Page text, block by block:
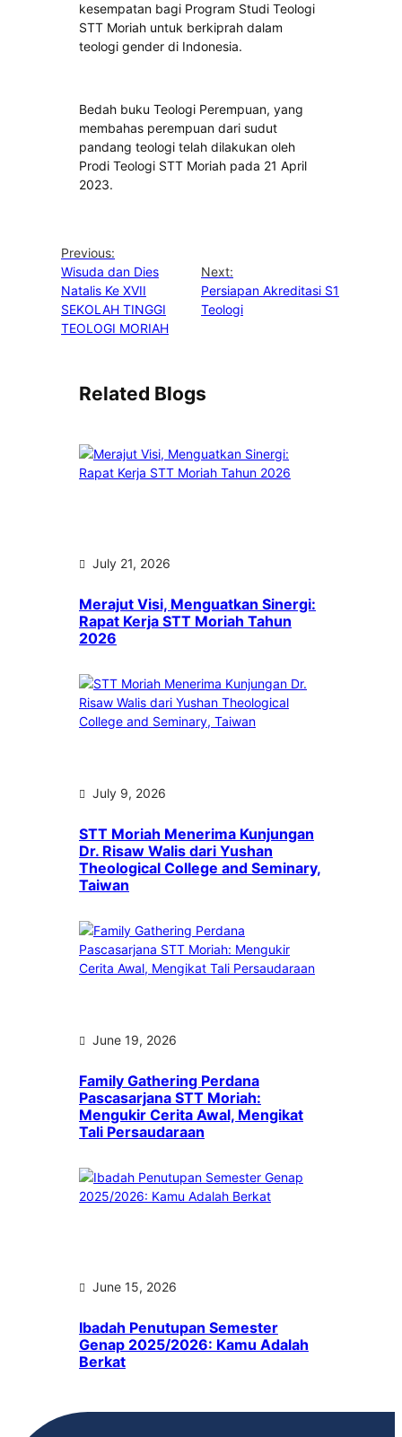
kesempatan bagi Program Studi Teologi
STT Moriah untuk berkiprah dalam
teologi gender di Indonesia.
Bedah buku Teologi Perempuan, yang
membahas perempuan dari sudut
pandang teologi telah dilakukan oleh
Prodi Teologi STT Moriah pada 21 April
2023.
Previous:
Wisuda dan Dies
Natalis Ke XVII
SEKOLAH TINGGI
TEOLOGI MORIAH
Next:
Persiapan Akreditasi S1
Teologi
Related Blogs
July 21, 2026
Merajut Visi, Menguatkan Sinergi:
Rapat Kerja STT Moriah Tahun
2026
July 9, 2026
STT Moriah Menerima Kunjungan
Dr. Risaw Walis dari Yushan
Theological College and Seminary,
Taiwan
June 19, 2026
Family Gathering Perdana
Pascasarjana STT Moriah:
Mengukir Cerita Awal, Mengikat
Tali Persaudaraan
June 15, 2026
Ibadah Penutupan Semester
Genap 2025/2026: Kamu Adalah
Berkat